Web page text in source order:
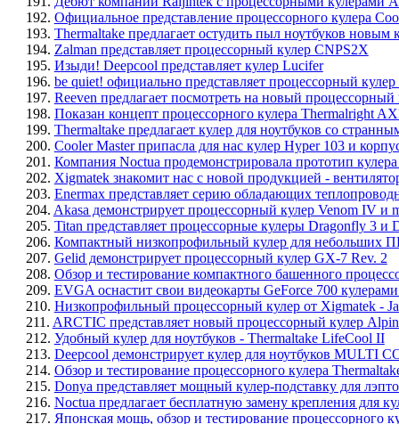
192. Официальное представление процессорного кулера
193. Thermaltake предлагает остудить пыл ноутбуков новым
194. Zalman представляет процессорный кулер CNPS2X
195. Изыди! Deepсool представляет кулер Lucifer
196. be quiet! официально представляет процессорный
197. Reeven предлагает посмотреть на новый процессорный
198. Показан концепт процессорного кулера Thermalright
199. Thermaltake предлагает кулер для ноутбуков со
200. Cooler Master припасла для нас кулер Hyper 103 и
201. Компания Noctua продемонстрировала прототип
202. Xigmatek знакомит нас с новой продукцией -
203. Enermax представляет серию обладающих
204. Akasa демонстрирует процессорный кулер Venom IV и
205. Titan представляет процессорные кулеры Dragonfly 3 и
206. Компактный низкопрофильный кулер для небольших
207. Gelid демонстрирует процессорный кулер GX-7 Rev. 2
208. Обзор и тестирование компактного башенного
209. EVGA оснастит свои видеокарты GeForce 700
210. Низкопрофильный процессорный кулер от Xigmatek -
211. ARCTIC представляет новый процессорный кулер
212. Удобный кулер для ноутбуков - Thermaltake LifeCool II
213. Deepcool демонстрирует кулер для ноутбуков MULTI
214. Обзор и тестирование процессорного кулера
215. Donya представляет мощный кулер-подставку для
216. Noctua предлагает бесплатную замену крепления для
217. Японская мощь, обзор и тестирование процессорного